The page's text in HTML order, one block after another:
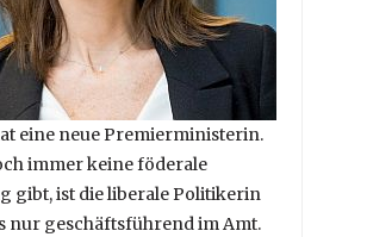
eine neue Premierministerin.
immer keine föderale
gibt, ist die liberale Politikerin
nur geschäftsführend im Amt.